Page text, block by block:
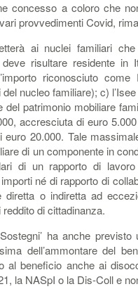
concesso a coloro che
provvedimenti Covid,
ai nuclei familiari
deve risultare residente
riconosciuto
nucleo familiare); c)
del patrimonio mobiliare
accresciuta di euro
euro 20.000. Tale
di un componente in
di un rapporto di
né di rapporto di
diretta o indiretta ad
di cittadinanza.
ha anche
dell’ammontare del
al beneficio anche ai
la NASpI o la Dis-Coll e